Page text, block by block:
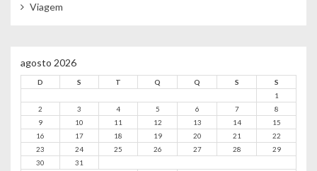
Viagem
agosto 2026
D S T Q Q S S
1
2
3 4 5 6 7
8
9
10 11 12 13 14
15
16
17 18 19 20 21
22
23
24 25 26 27 28
29
30
31